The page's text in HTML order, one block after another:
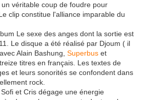
véritable coup de foudre pour
clip constitue l'alliance imparable du
Le sexe des anges dont la sortie est
Le disque a été réalisé par Djoum ( il
Alain Bashung, Superbus et
titres en français. Les textes de
et leurs sonorités se confondent dans
rock.
et Cris dégage une énergie